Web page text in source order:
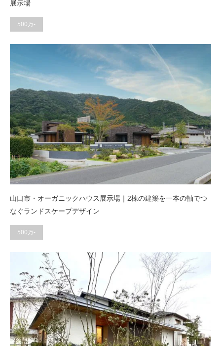
展示場
500万-
山口市・オーガニックハウス展示場｜2棟の建築を一本の軸でつ
なぐランドスケープデザイン
500万-